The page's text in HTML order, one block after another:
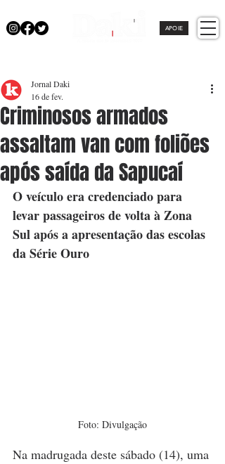
APOIE
Criminosos armados
assaltam van com foliões
após saída da Sapucaí
Jornal Daki
16 de fev.
O veículo era credenciado para
levar passageiros de volta à Zona
Sul após a apresentação das escolas
da Série Ouro
Foto: Divulgação
Na madrugada deste sábado (14), uma